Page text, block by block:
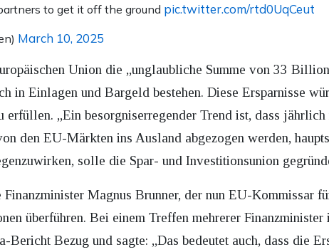
to get it off the ground pic.twitter.com/rtd0UqCeut
March 10, 2025
Union die „unglaubliche Summe von 33
in Einlagen und Bargeld bestehen. Diese Ersparnisse
erfüllen. „Ein besorgniserregender Trend ist, dass
den EU-Märkten ins Ausland abgezogen werden,
solle die Spar- und Investitionsunion
Magnus Brunner, der nun EU-Kommissar
überführen. Bei einem Treffen mehrerer
Bericht Bezug und sagte: „Das bedeutet auch, dass die